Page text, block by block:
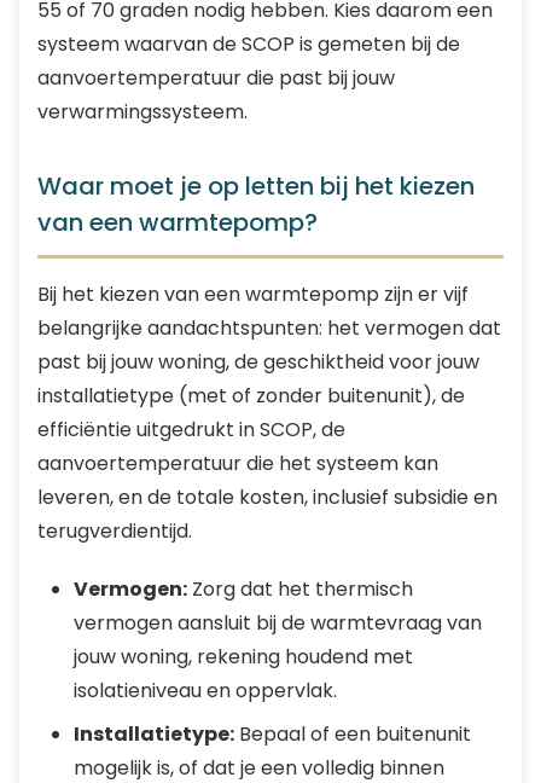
55 of 70 graden nodig hebben. Kies daarom een
systeem waarvan de SCOP is gemeten bij de
aanvoertemperatuur die past bij jouw
verwarmingssysteem.
Waar moet je op letten bij het kiezen
van een warmtepomp?
Bij het kiezen van een warmtepomp zijn er vijf
belangrijke aandachtspunten: het vermogen dat
past bij jouw woning, de geschiktheid voor jouw
installatietype (met of zonder buitenunit), de
efficiëntie uitgedrukt in SCOP, de
aanvoertemperatuur die het systeem kan
leveren, en de totale kosten, inclusief subsidie en
terugverdientijd.
Vermogen: Zorg dat het thermisch
vermogen aansluit bij de warmtevraag van
jouw woning, rekening houdend met
isolatieniveau en oppervlak.
Installatietype: Bepaal of een buitenunit
mogelijk is, of dat je een volledig binnen